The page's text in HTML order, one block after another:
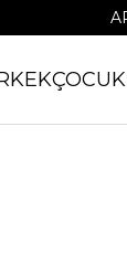
ÇOCUK